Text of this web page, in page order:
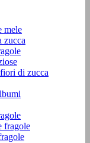
mele
zucca
di zucca
fragole